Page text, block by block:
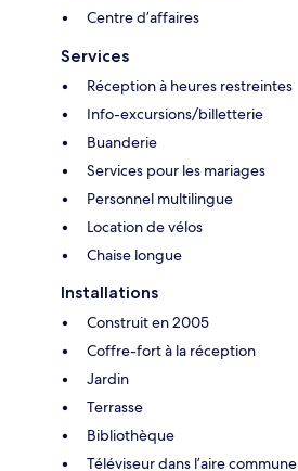
Centre d’affaires
Services
Réception à heures restreintes
Info-excursions/billetterie
Buanderie
Services pour les mariages
Personnel multilingue
Location de vélos
Chaise longue
Installations
Construit en 2005
Coffre-fort à la réception
Jardin
Terrasse
Bibliothèque
Téléviseur dans l’aire commune